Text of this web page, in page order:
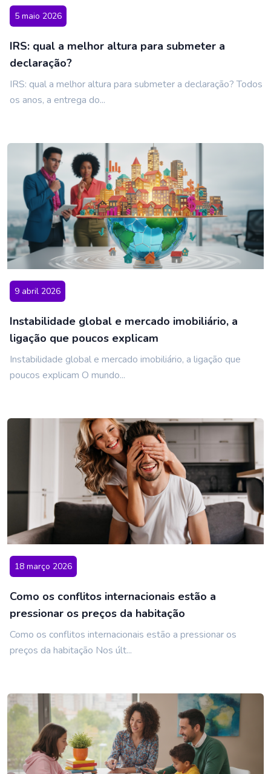
5 maio 2026
IRS: qual a melhor altura para submeter a
declaração?
IRS: qual a melhor altura para submeter a declaração? Todos
os anos, a entrega do...
9 abril 2026
Instabilidade global e mercado imobiliário, a
ligação que poucos explicam
Instabilidade global e mercado imobiliário, a ligação que
poucos explicam O mundo...
18 março 2026
Como os conflitos internacionais estão a
pressionar os preços da habitação
Como os conflitos internacionais estão a pressionar os
preços da habitação Nos últ...